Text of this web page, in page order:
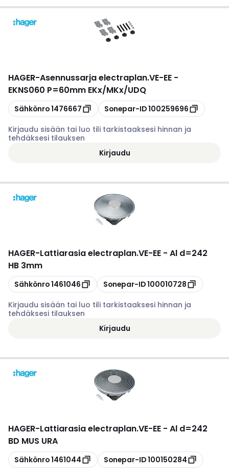
HAGER-Asennussarja electraplan.VE-EE -
EKNS060 P=60mm EKx/MKx/UDQ
Kopioi
Sähkönro1476667 Kopioi
Sonepar-ID100259696
Kirjaudu sisään tai luo tili tarkistaaksesi hinnan ja
tehdäksesi tilauksen
Kirjaudu
HAGER-Lattiarasia electraplan.VE-EE - Al d=242
HB 3mm
Kopioi
Sähkönro1461046 Kopioi
Sonepar-ID100010728
Kirjaudu sisään tai luo tili tarkistaaksesi hinnan ja
tehdäksesi tilauksen
Kirjaudu
HAGER-Lattiarasia electraplan.VE-EE - Al d=242
BD MUS URA
Kopioi
Sähkönro1461044 Kopioi
Sonepar-ID100150284